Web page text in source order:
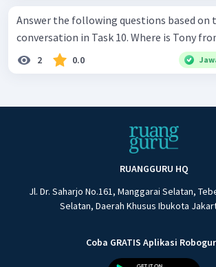
Answer the following questions based on
conversation in Task 10. Where is Tony
2 0.0
RUANGGURU HQ
Jl. Dr. Saharjo No.161, Manggarai Selatan,
Selatan, Daerah Khusus Ibukota
Coba GRATIS Aplikasi